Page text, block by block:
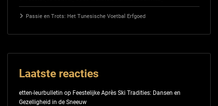
Passie en Trots: Het Tunesische Voetbal Erfgoed
Laatste reacties
etten-leurbulletin op Feestelijke Après Ski Tradities: Dansen en
Gezelligheid in de Sneeuw